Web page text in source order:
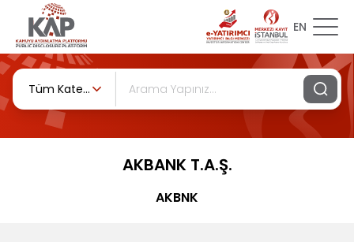
EN
Tüm Kategoriler
AKBANK T.A.Ş.
AKBNK